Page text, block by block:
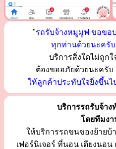
"รถรับจ้างหมูมูฟ ขอข
ทุกท่านด้วยนะครับ
บริการสิ่งใดไม่ถูก
ต้องขออภัยด้วยนะครับ
ให้ลูกค้าประทับใจยิ่งขึ้น
บริการรถรับจ้าง
โดยทีมง
ให้บริการรถขนของย้ายบ้
เฟอร์นิเจอร์ ที่นอน เตียงนอน